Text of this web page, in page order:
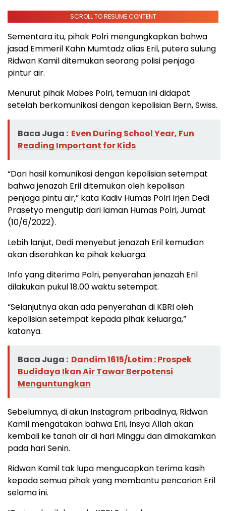
SCROLL TO RESUME CONTENT
Sementara itu, pihak Polri mengungkapkan bahwa
jasad Emmeril Kahn Mumtadz alias Eril, putera sulung
Ridwan Kamil ditemukan seorang polisi penjaga
pintur air.
Menurut pihak Mabes Polri, temuan ini didapat
setelah berkomunikasi dengan kepolisian Bern, Swiss.
Baca Juga : Even During School Year, Fun
Reading Important for Kids
“Dari hasil komunikasi dengan kepolisian setempat
bahwa jenazah Eril ditemukan oleh kepolisan
penjaga pintu air,” kata Kadiv Humas Polri Irjen Dedi
Prasetyo mengutip dari laman Humas Polri, Jumat
(10/6/2022).
Lebih lanjut, Dedi menyebut jenazah Eril kemudian
akan diserahkan ke pihak keluarga.
Info yang diterima Polri, penyerahan jenazah Eril
dilakukan pukul 18.00 waktu setempat.
“Selanjutnya akan ada penyerahan di KBRI oleh
kepolisian setempat kepada pihak keluarga,”
katanya.
Baca Juga : Dandim 1615/Lotim : Prospek
Budidaya Ikan Air Tawar Berpotensi
Menguntungkan
Sebelumnya, di akun Instagram pribadinya, Ridwan
Kamil mengatakan bahwa Eril, Insya Allah akan
kembali ke tanah air di hari Minggu dan dimakamkan
pada hari Senin.
Ridwan Kamil tak lupa mengucapkan terima kasih
kepada semua pihak yang membantu pencarian Eril
selama ini.